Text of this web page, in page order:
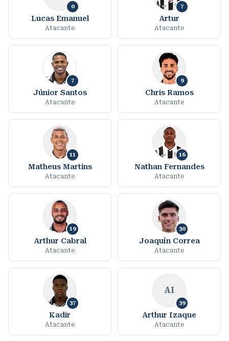
0
Lucas Emanuel
Atacante
7
Artur
Atacante
7
Júnior Santos
Atacante
9
Chris Ramos
Atacante
11
Matheus Martins
Atacante
16
Nathan Fernandes
Atacante
19
Arthur Cabral
Atacante
30
Joaquín Correa
Atacante
37
Kadir
Atacante
AI
39
Arthur Izaque
Atacante